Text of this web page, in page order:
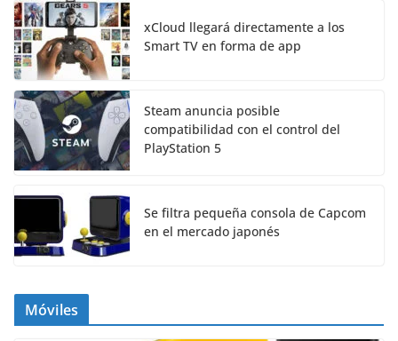
xCloud llegará directamente a los
Smart TV en forma de app
Steam anuncia posible
compatibilidad con el control del
PlayStation 5
Se filtra pequeña consola de Capcom
en el mercado japonés
Móviles